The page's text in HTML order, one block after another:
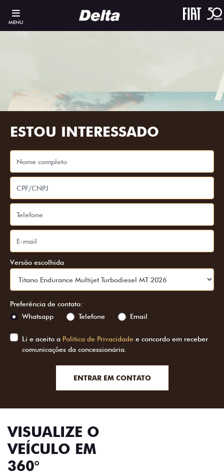
MENU
ESTOU INTERESSADO
Versão escolhida
Preferência de contato:
Whatsapp
Telefone Email
Li e aceito a Política de Privacidade e concordo em receber
comunicações da concessionária.
ENTRAR EM CONTATO
VISUALIZE O
VEÍCULO EM
360°